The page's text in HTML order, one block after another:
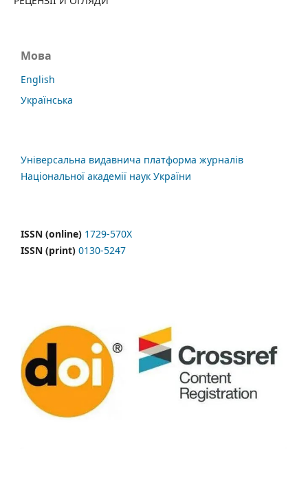
Мова
English
Українська
Універсальна видавнича платформа журналів
Національної академії наук України
ISSN (online) 1729-570X
ISSN (print) 0130-5247